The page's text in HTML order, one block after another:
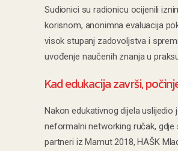
Sudionici su radionicu ocijenili
korisnom, anonimna evaluacija
visok stupanj zadovoljstva i
uvođenje naučenih znanja u
Kad edukacija završi,
Nakon edukativnog dijela uslijedio
neformalni networking ručak, gdje
partneri iz Mamut 2018, HAŠK